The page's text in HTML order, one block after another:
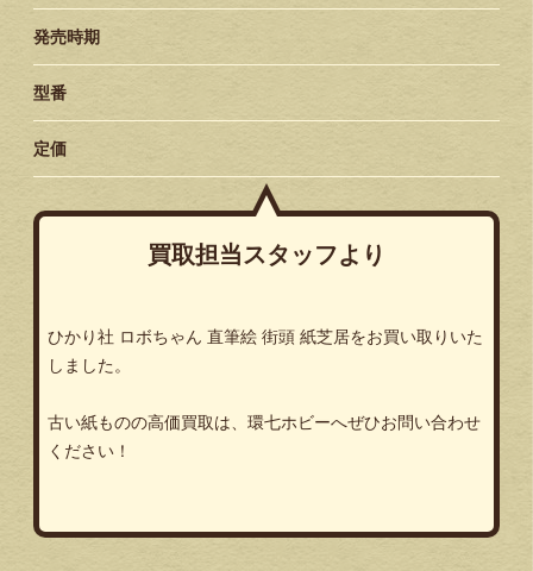
発売時期
型番
定価
買取担当スタッフより
ひかり社 ロボちゃん 直筆絵 街頭 紙芝居をお買い取りいた
しました。
古い紙ものの高価買取は、環七ホビーへぜひお問い合わせ
ください！